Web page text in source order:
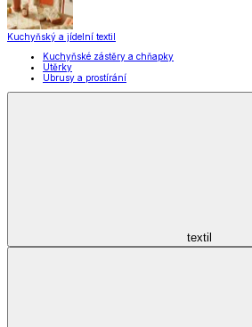
Kuchyňský a jídelní textil
Kuchyňské zástěry a chňapky
Utěrky
Ubrusy a prostírání
textil